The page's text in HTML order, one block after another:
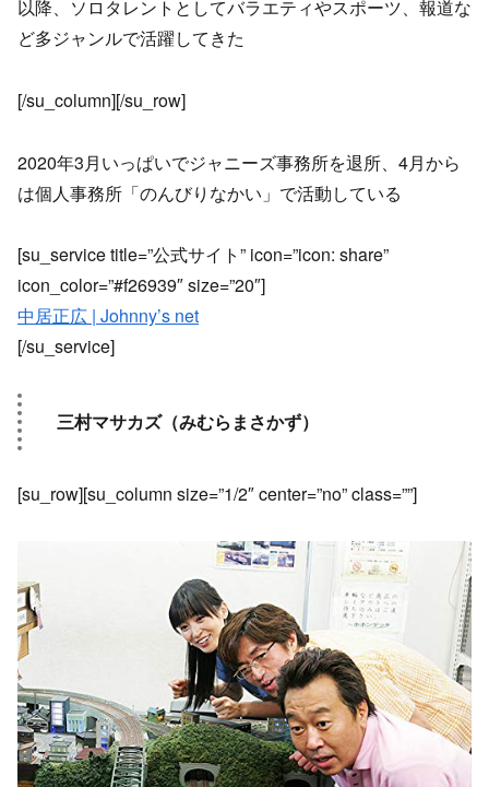
以降、ソロタレントとしてバラエティやスポーツ、報道な
ど多ジャンルで活躍してきた
[/su_column][/su_row]
2020年3月いっぱいでジャニーズ事務所を退所、4月から
は個人事務所「のんびりなかい」で活動している
[su_service title=”公式サイト” icon=”icon: share”
icon_color=”#f26939″ size=”20″]
中居正広 | Johnny’s net
[/su_service]
三村マサカズ（みむらまさかず）
[su_row][su_column size=”1/2″ center=”no” class=””]